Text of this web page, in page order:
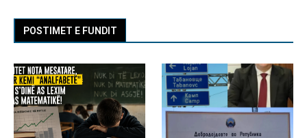
POSTIMET E FUNDIT